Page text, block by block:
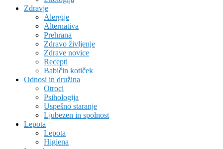
Zdravje
Alergije
Alternativa
Prehrana
Zdravo življenje
Zdrave novice
Recepti
Babičin kotiček
Odnosi in družina
Otroci
Psihologija
Uspešno staranje
Ljubezen in spolnost
Lepota
Lepota
Higiena